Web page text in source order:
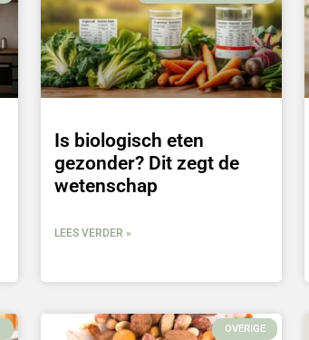
Is biologisch eten
gezonder? Dit zegt de
wetenschap
LEES VERDER »
OVERIGE